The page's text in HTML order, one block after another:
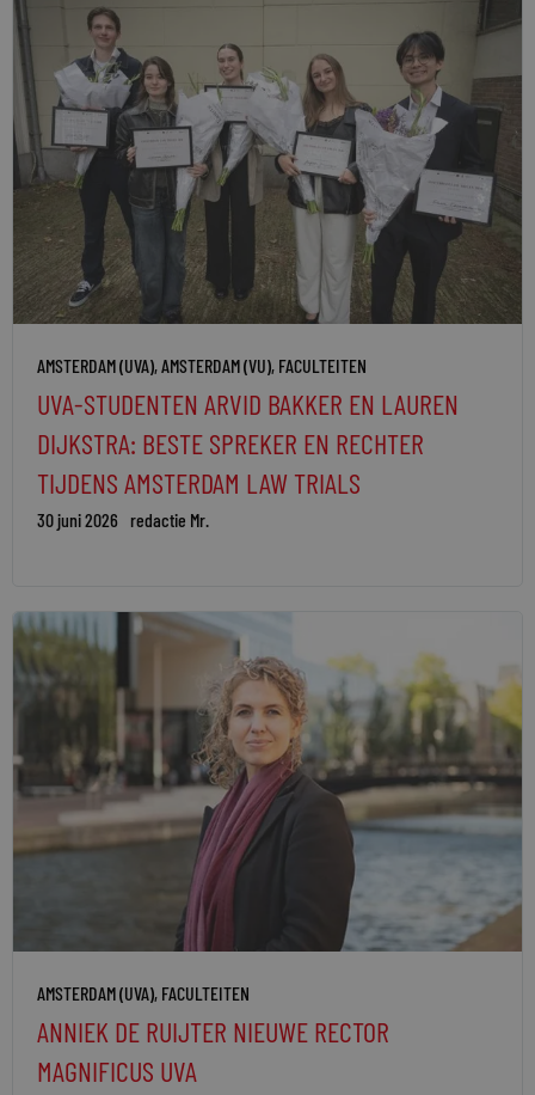
AMSTERDAM (UVA),AMSTERDAM (VU), FACULTEITEN
UVA-STUDENTEN ARVID BAKKER EN LAUREN
DIJKSTRA: BESTE SPREKER EN RECHTER
TIJDENS AMSTERDAM LAW TRIALS
30 juni 2026 redactie Mr.
AMSTERDAM (UVA), FACULTEITEN
ANNIEK DE RUIJTER NIEUWE RECTOR
MAGNIFICUS UVA